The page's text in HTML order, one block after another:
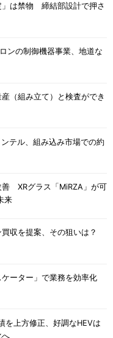
」は禁物 締結部設計で押さ
ンの制御機器事業、地道な
（組み立て）と検査ができ
テル、組み込み市場での約
善 XRグラス「MiRZA」が可
来
買収を提案、その狙いは？
ーター」で業務を効率化
を上方修正、好調なHEVは
へ